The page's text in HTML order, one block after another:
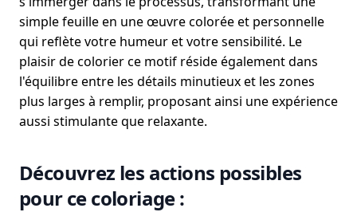
simple feuille en une œuvre colorée et personnelle
qui reflète votre humeur et votre sensibilité. Le
plaisir de colorier ce motif réside également dans
l'équilibre entre les détails minutieux et les zones
plus larges à remplir, proposant ainsi une expérience
aussi stimulante que relaxante.
Découvrez les actions possibles
pour ce coloriage :